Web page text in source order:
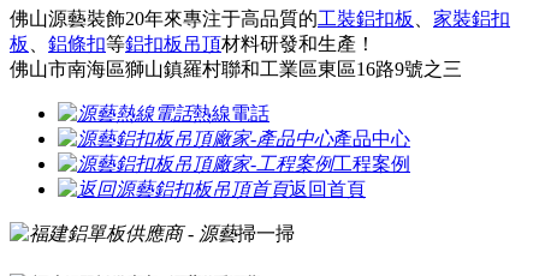
佛山源藝裝飾20年來專注于高品質的工裝鋁扣板
家裝鋁扣
板
鋁條扣等鋁扣板吊頂材料研發和生產！
佛山市南海區獅山鎮羅村聯和工業區東區16路9號之三
熱線電話
產品中心
工程案例
返回首頁
掃一掃